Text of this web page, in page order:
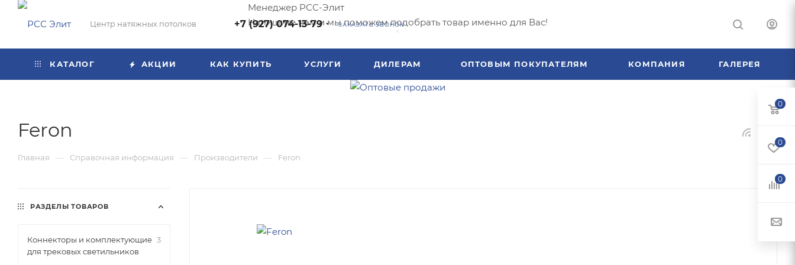
Менеджер РСС-Элит
Напишите нам и мы поможем подобрать товар именно для Вас!
Центр натяжных потолков +7 (927) 074-13-79 ЗАКАЗАТЬ ЗВОНОК
КАТАЛОГ АКЦИИ КАК КУПИТЬ УСЛУГИ ДИЛЕРАМ ОПТОВЫМ ПОКУПАТЕЛЯМ КОМПАНИЯ ГАЛЕРЕЯ
Feron
Главная — Справочная информация — Производители — Feron
РАЗДЕЛЫ ТОВАРОВ
Коннекторы и комплектующие
для трековых светильников
3
0
0
0